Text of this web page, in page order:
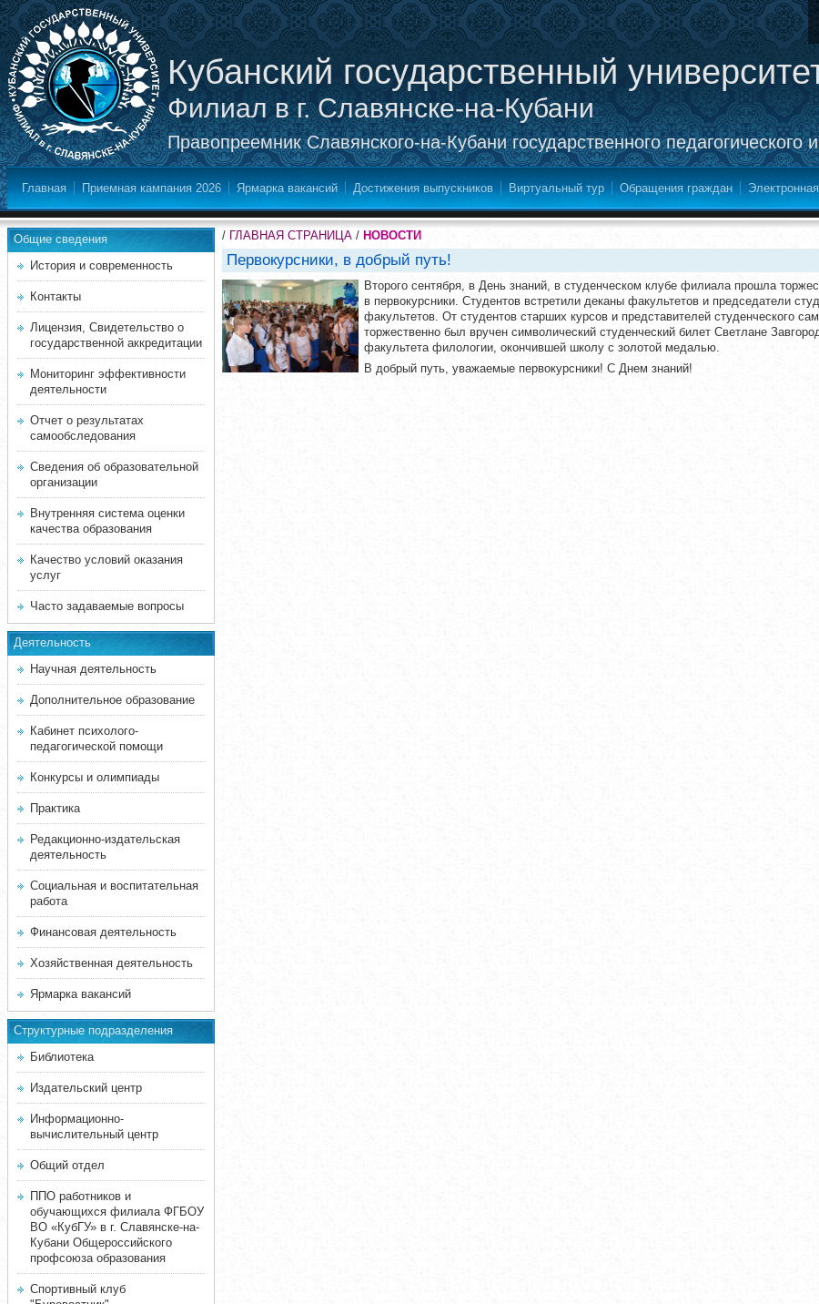
Кубанский государственный
Филиал в г. Славянске-на-Кубани
Правопреемник Славянского-на-Кубани государственного педагогического
Главная Приемная кампания 2026 Ярмарка вакансий Достижения выпускников Виртуальный тур Обращения граждан
Общие сведения
История и современность
Контакты
Лицензия, Свидетельство о
государственной аккредитации
Мониторинг эффективности
деятельности
Отчет о результатах
самообследования
Сведения об образовательной
организации
Внутренняя система оценки
качества образования
Качество условий оказания
услуг
Часто задаваемые вопросы
Деятельность
Научная деятельность
Дополнительное образование
Кабинет психолого-
педагогической помощи
Конкурсы и олимпиады
Практика
Редакционно-издательская
деятельность
Социальная и воспитательная
работа
Финансовая деятельность
Хозяйственная деятельность
Ярмарка вакансий
Структурные подразделения
Библиотека
Издательский центр
Информационно-
вычислительный центр
Общий отдел
ППО работников и
обучающихся филиала ФГБОУ
ВО «КубГУ» в г. Славянске-на-
Кубани Общероссийского
профсоюза образования
Спортивный клуб
/ ГЛАВНАЯ СТРАНИЦА / НОВОСТИ
Первокурсники, в добрый путь!
Второго сентября, в День знаний, в студенческом клубе филиала прошла
в первокурсники. Студентов встретили деканы факультетов и председатели
факультетов. От студентов старших курсов и представителей студенческого
торжественно был вручен символический студенческий билет Светлане
факультета филологии, окончившей школу с золотой медалью.
В добрый путь, уважаемые первокурсники! С Днем знаний!